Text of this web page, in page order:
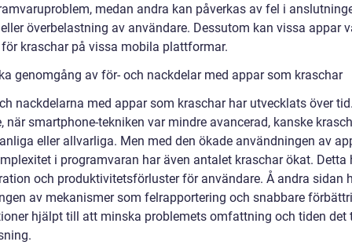
medan andra kan påverkas av fel i
överbelastning av användare. Dessutom kan vissa appar
kraschar på vissa mobila plattformar.
genomgång av för- och nackdelar med appar som kraschar
nackdelarna med appar som kraschar har utvecklats över
när smartphone-tekniken var mindre avancerad, kanske
eller allvarliga. Men med den ökade användningen av
i programvaran har även antalet kraschar ökat. Detta
och produktivitetsförluster för användare. Å andra sidan
av mekanismer som felrapportering och snabbare
hjälpt till att minska problemets omfattning och tiden det